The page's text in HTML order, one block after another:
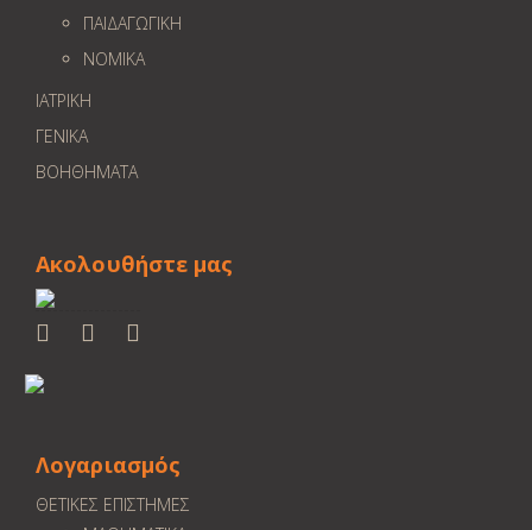
ΠΑΙΔΑΓΩΓΙΚΗ
ΝΟΜΙΚΑ
ΙΑΤΡΙΚΗ
ΓΕΝΙΚΑ
ΒΟΗΘΗΜΑΤΑ
Ακολουθήστε μας
Λογαριασμός
ΘΕΤΙΚΕΣ ΕΠΙΣΤΗΜΕΣ